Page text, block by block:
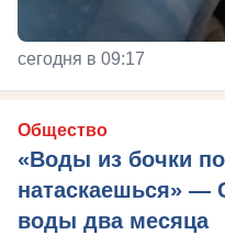
сегодня в 09:17
Общество
«Воды из бочки
натаскаешься» —
воды два месяца